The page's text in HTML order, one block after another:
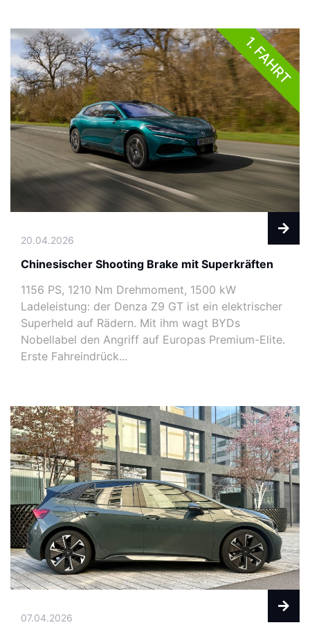
1. FAHRT
20.04.2026
Chinesischer Shooting Brake mit Superkräften
1156 PS, 1210 Nm Drehmoment, 1500 kW
Ladeleistung: der Denza Z9 GT ist ein elektrischer
Superheld auf Rädern. Mit ihm wagt BYDs
Nobellabel den Angriff auf Europas Premium-Elite.
Erste Fahreindrück...
07.04.2026